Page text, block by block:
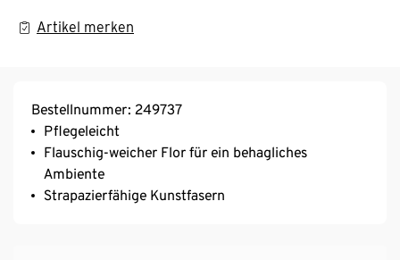
Artikel merken
Bestellnummer: 249737
Pflegeleicht
Flauschig-weicher Flor für ein behagliches
Ambiente
Strapazierfähige Kunstfasern